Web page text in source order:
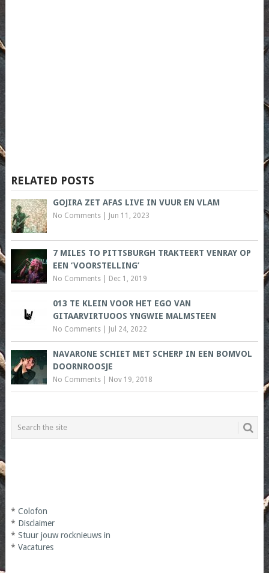
RELATED POSTS
GOJIRA ZET AFAS LIVE IN VUUR EN VLAM
No Comments| Jun 11, 2023
7 MILES TO PITTSBURGH TRAKTEERT VENRAY OP
EEN ‘VOORSTELLING’
No Comments| Dec 1, 2019
013 TE KLEIN VOOR HET EGO VAN
GITAARVIRTUOOS YNGWIE MALMSTEEN
No Comments| Jul 24, 2022
NAVARONE SCHIET MET SCHERP IN EEN BOMVOL
DOORNROOSJE
No Comments| Nov 19, 2018
* Colofon
* Disclaimer
* Stuur jouw rocknieuws in
* Vacatures